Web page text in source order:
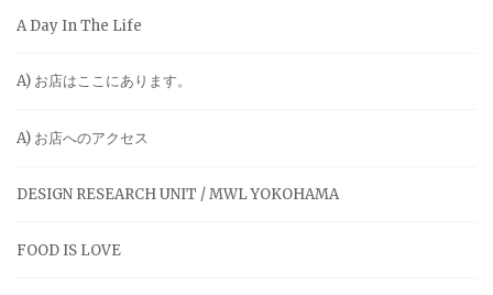
A Day In The Life
A) お店はここにあります。
A) お店へのアクセス
DESIGN RESEARCH UNIT / MWL YOKOHAMA
FOOD IS LOVE